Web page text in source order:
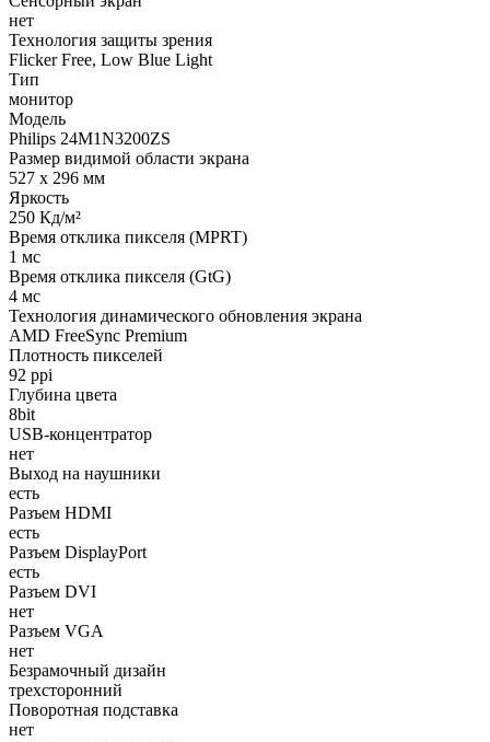
нет
Технология защиты зрения
Flicker Free, Low Blue Light
Тип
монитор
Модель
Philips 24M1N3200ZS
Размер видимой области экрана
527 x 296 мм
Яркость
250 Кд/м²
Время отклика пикселя (MPRT)
1 мс
Время отклика пикселя (GtG)
4 мс
Технология динамического обновления экрана
AMD FreeSync Premium
Плотность пикселей
92 ppi
Глубина цвета
8bit
USB-концентратор
нет
Выход на наушники
есть
Разъем HDMI
есть
Разъем DisplayPort
есть
Разъем DVI
нет
Разъем VGA
нет
Безрамочный дизайн
трехсторонний
Поворотная подставка
нет